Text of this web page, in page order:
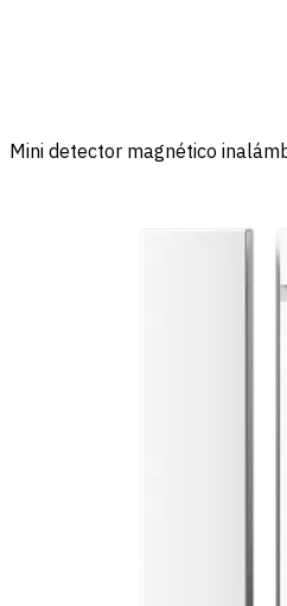
Mini detector magnético